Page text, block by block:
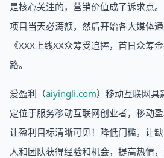
是核心关注的，营销价值成了诉求点
项目当天必满额，然后开始各大媒体
《XXX上线XX众筹受追捧，首日众筹
路。
爱盈利（aiyingli.com）移动互联网具
定位于服务移动互联网创业者，移动
让盈利目标清晰可见！降低门槛，让
人和团队获得经验和机会，提高热情，